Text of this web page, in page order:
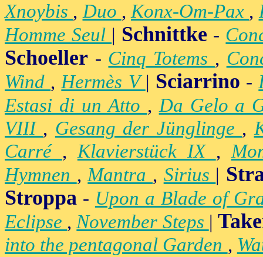
Xnoybis ,Duo ,Konx-Om-Pax ,
Homme Seul | Schnittke -
Schoeller - Cinq Totems ,
Wind ,Hermès V| Sciarrino -
Estasi di un Atto ,Da Gelo a
VIII , Gesang der Jünglinge ,
Carré ,Klavierstück IX ,
Hymnen ,Mantra , Sirius |
Stroppa - Upon a Blade of
Eclipse ,November Steps |
into the pentagonal Garden ,